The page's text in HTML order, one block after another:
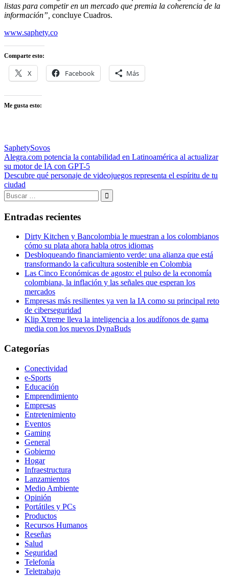
listas para competir en un mercado que premia la coherencia de la
información”, concluye Cuadros.
www.saphety.co
Comparte esto:
X Facebook Más
Me gusta esto:
SaphetySovos
Navegación
de
entradas
Entrada
anterior:
Alegra.com potencia la contabilidad en Latinoamérica al actualizar
su motor de IA con GPT-5
Entrada
siguiente:
Descubre qué personaje de videojuegos representa el espíritu de tu
ciudad
Buscar:
Buscar
Entradas recientes
Dirty Kitchen y Bancolombia le muestran a los colombianos
cómo su plata ahora habla otros idiomas
Desbloqueando financiamiento verde: una alianza que está
transformando la caficultura sostenible en Colombia
Las Cinco Económicas de agosto: el pulso de la economía
colombiana, la inflación y las señales que esperan los
mercados
Empresas más resilientes ya ven la IA como su principal reto
de ciberseguridad
Klip Xtreme lleva la inteligencia a los audífonos de gama
media con los nuevos DynaBuds
Categorías
Conectividad
e-Sports
Educación
Emprendimiento
Empresas
Entretenimiento
Eventos
Gaming
General
Gobierno
Hogar
Infraestructura
Lanzamientos
Medio Ambiente
Opinión
Portátiles y PCs
Productos
Recursos Humanos
Reseñas
Salud
Seguridad
Telefonía
Teletrabajo